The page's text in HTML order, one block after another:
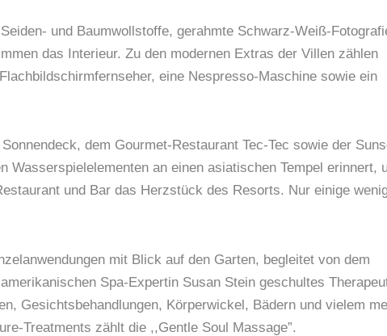
und Baumwollstoffe, gerahmte Schwarz-Weiß-
das Interieur. Zu den modernen Extras der Villen zählen
eine Nespresso-Maschine sowie ein
dem Gourmet-Restaurant Tec-Tec sowie der
an einen asiatischen Tempel erinnert,
und Bar das Herzstück des Resorts. Nur einige
mit Blick auf den Garten, begleitet von dem
Spa-Expertin Susan Stein geschultes
Gesichtsbehandlungen, Körperwickel, Bädern und vielem
Treatments zählt die ,,Gentle Soul Massage”.